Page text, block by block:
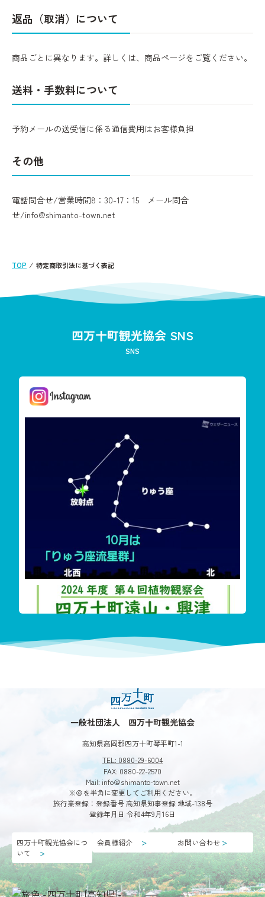
返品（取消）について
商品ごとに異なります。詳しくは、商品ページをご覧ください。
送料・手数料について
予約メールの送受信に係る通信費用はお客様負担
その他
電話問合せ/営業時間8：30-17：15 メール問合
せ/info@shimanto-town.net
TOP ⁄ 特定商取引法に基づく表記
四万十町観光協会 SNS
SNS
第3回植物観察会
一般社団法人 四万十町観光協会
高知県高岡郡四万十町琴平町1-1
TEL: 0880-29-6004
FAX: 0880-22-2570
Mail: info＠shimanto-town.net
※＠を半角に変更してご利用ください。
旅行業登録：登録番号 高知県知事登録 地域-138号
登録年月日 令和4年9月16日
四万十町観光協会につ
いて
＞
会員様紹介 ＞ お問い合わせ ＞